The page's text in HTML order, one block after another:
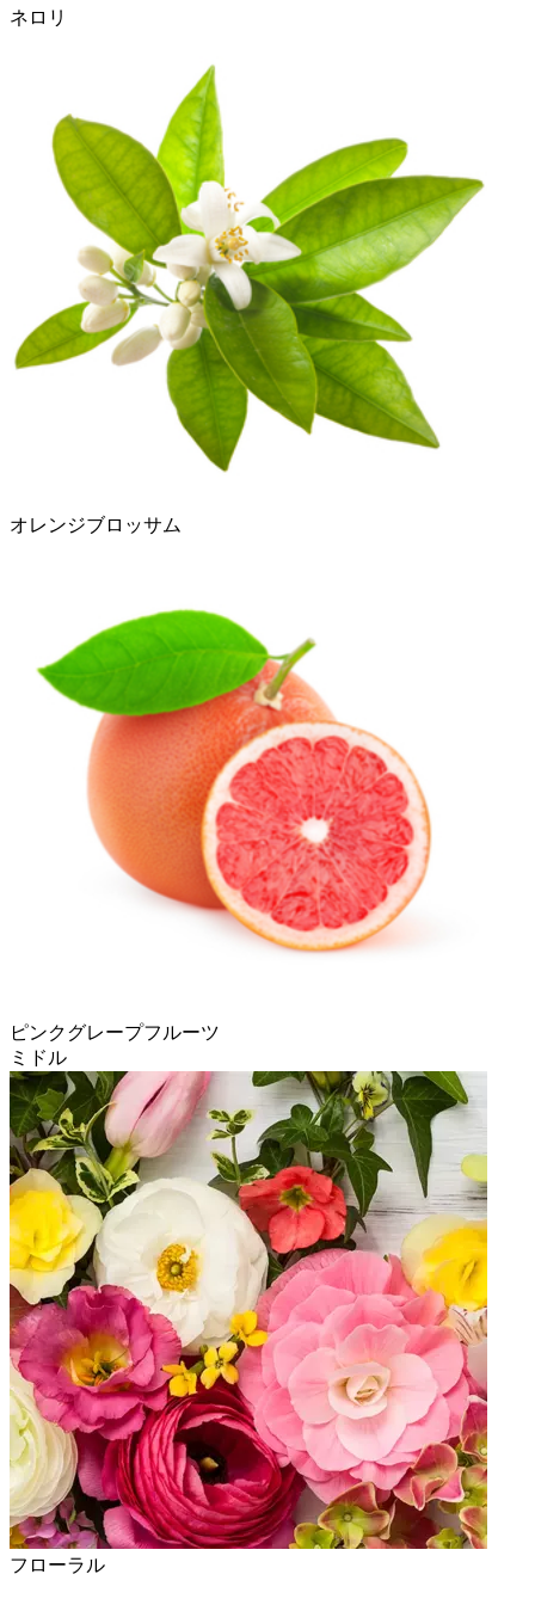
ネロリ
オレンジブロッサム
ピンクグレープフルーツ
ミドル
フローラル